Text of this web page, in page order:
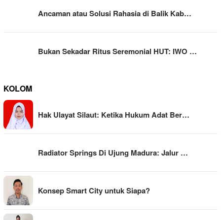
Ancaman atau Solusi Rahasia di Balik Kab…
Bukan Sekadar Ritus Seremonial HUT: IWO …
KOLOM
Hak Ulayat Silaut: Ketika Hukum Adat Ber…
Radiator Springs Di Ujung Madura: Jalur …
Konsep Smart City untuk Siapa?